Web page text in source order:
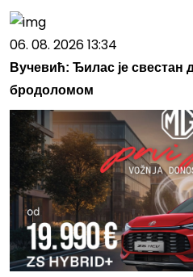
06. 08. 2026 13:34
Вучевић: Ђилас је свестан
бродоломом